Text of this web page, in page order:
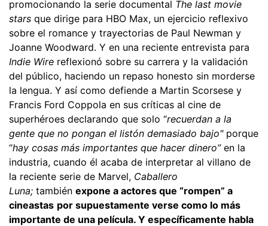
promocionando la serie documental The last movie
stars que dirige para HBO Max, un ejercicio reflexivo
sobre el romance y trayectorias de Paul Newman y
Joanne Woodward. Y en una reciente entrevista para
Indie Wire reflexionó sobre su carrera y la validación
del público, haciendo un repaso honesto sin morderse
la lengua. Y así como defiende a Martin Scorsese y
Francis Ford Coppola en sus críticas al cine de
superhéroes declarando que solo “recuerdan a la
gente que no pongan el listón demasiado bajo" porque
“hay cosas más importantes que hacer dinero” en la
industria, cuando él acaba de interpretar al villano de
la reciente serie de Marvel, Caballero
Luna; también expone a actores que “rompen” a
cineastas por supuestamente verse como lo más
importante de una película. Y específicamente habla